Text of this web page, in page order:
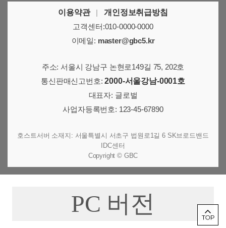
이용약관 |
개인정보취급방침
고객센터:010-0000-0000
이메일: master@gbc5.kr
주소: 서울시 강남구 논현로149길 75, 202호
통신판매신고번호:2000-서울강남-0001호
대표자: 글로벌
사업자등록번호: 123-45-67890
호스트서버 소재지: 서울특별시 서초구 법원로1길 6 SK브로드밴드
IDC센터
Copyright © GBC
PC 버전